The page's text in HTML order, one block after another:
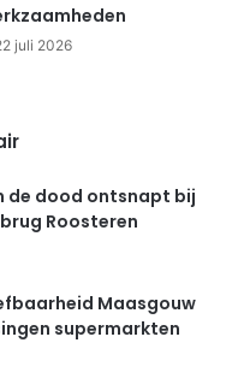
juli 2026
de dood ontsnapt bij
Roosteren
Maasgouw
supermarkten